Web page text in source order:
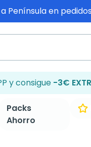
a Península en pedidos
y consigue -3€
Packs
Ahorro